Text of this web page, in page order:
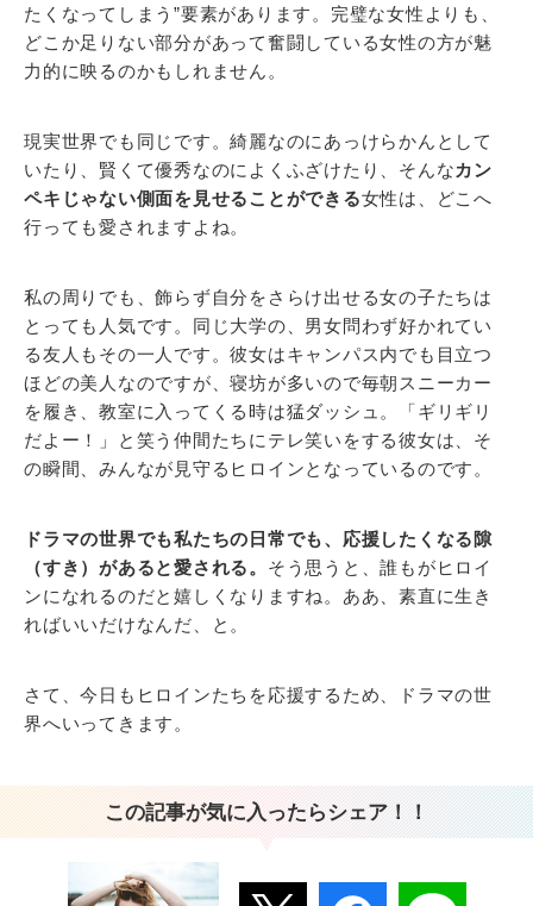
たくなってしまう”要素があります。完璧な女性よりも、
どこか足りない部分があって奮闘している女性の方が魅
力的に映るのかもしれません。
現実世界でも同じです。綺麗なのにあっけらかんとして
いたり、賢くて優秀なのによくふざけたり、そんなカン
ペキじゃない側面を見せることができる女性は、どこへ
行っても愛されますよね。
私の周りでも、飾らず自分をさらけ出せる女の子たちは
とっても人気です。同じ大学の、男女問わず好かれてい
る友人もその一人です。彼女はキャンパス内でも目立つ
ほどの美人なのですが、寝坊が多いので毎朝スニーカー
を履き、教室に入ってくる時は猛ダッシュ。「ギリギリ
だよー！」と笑う仲間たちにテレ笑いをする彼女は、そ
の瞬間、みんなが見守るヒロインとなっているのです。
ドラマの世界でも私たちの日常でも、応援したくなる隙
（すき）があると愛される。 そう思うと、誰もがヒロイ
ンになれるのだと嬉しくなりますね。ああ、素直に生き
ればいいだけなんだ、と。
さて、今日もヒロインたちを応援するため、ドラマの世
界へいってきます。
この記事が気に入ったらシェア！！